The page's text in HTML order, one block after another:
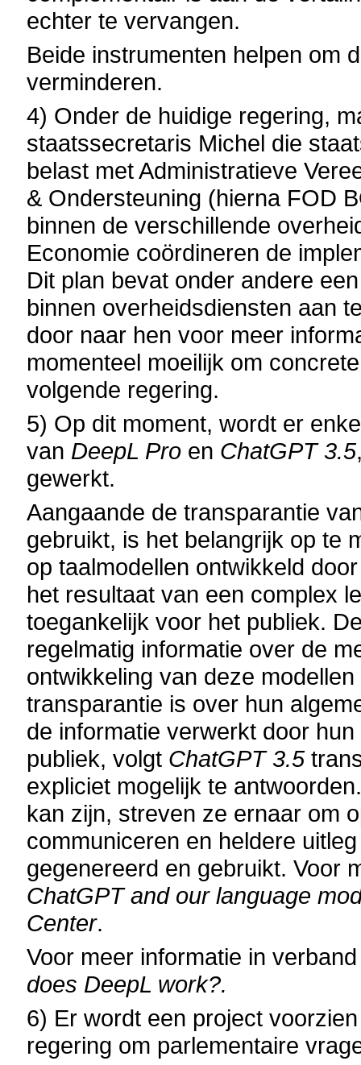
echter te vervangen.
Beide instrumenten helpen om
verminderen.
4) Onder de huidige regering,
staatssecretaris Michel die
belast met Administratieve
& Ondersteuning (hierna FOD
binnen de verschillende
Economie coördineren de
Dit plan bevat onder andere
binnen overheidsdiensten aan
door naar hen voor meer
momenteel moeilijk om
volgende regering.
5) Op dit moment, wordt er
van DeepL Pro en ChatGPT 3.5
gewerkt.
Aangaande de transparantie
gebruikt, is het belangrijk op te
op taalmodellen ontwikkeld
het resultaat van een complex
toegankelijk voor het publiek.
regelmatig informatie over de
ontwikkeling van deze
transparantie is over hun
de informatie verwerkt door
publiek, volgt ChatGPT 3.5
expliciet mogelijk te
kan zijn, streven ze ernaar om
communiceren en heldere
gegenereerd en gebruikt. Voor
ChatGPT and our language
Center.
Voor meer informatie in
does DeepL work?.
6) Er wordt een project
regering om parlementaire